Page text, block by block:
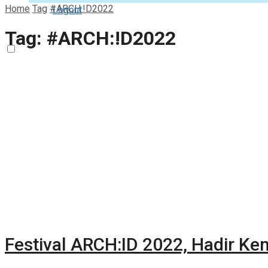
Logout
Home Tag #ARCH:!D2022
Tag: #ARCH:!D2022
Festival ARCH:ID 2022, Hadir